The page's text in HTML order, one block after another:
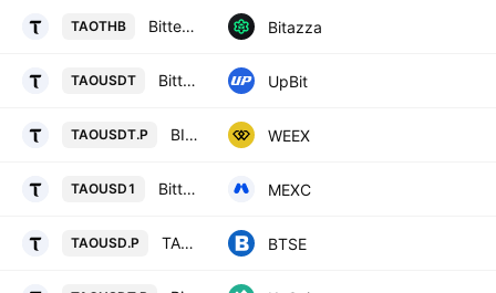
TAOTHB Bittensor / Thai Baht Bitazza
TAOUSDT Bittensor / USDT UpBit
TAOUSDT.P BITTENSOR/TETHERUS PERPETUAL CONTRACT WEEX
TAOUSD1 Bittensor / USD1 MEXC
TAOUSD.P TAOUSD Futures Contract (Perpetual) BTSE